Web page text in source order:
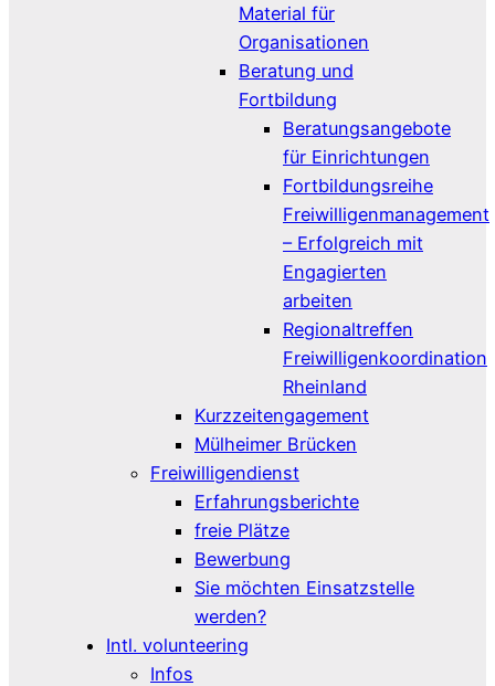
Material für
Organisationen
Beratung und
Fortbildung
Beratungsangebote
für Einrichtungen
Fortbildungsreihe
Freiwilligenmanagement
– Erfolgreich mit
Engagierten
arbeiten
Regionaltreffen
Freiwilligenkoordination
Rheinland
Kurzzeitengagement
Mülheimer Brücken
Freiwilligendienst
Erfahrungsberichte
freie Plätze
Bewerbung
Sie möchten Einsatzstelle
werden?
Intl. volunteering
Infos